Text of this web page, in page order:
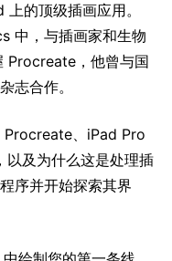
的顶级插画应用。
中，与插画家和生物
Procreate，他曾与国
志合作。
Procreate、iPad Pro
及为什么这是处理插
序并开始探索其界